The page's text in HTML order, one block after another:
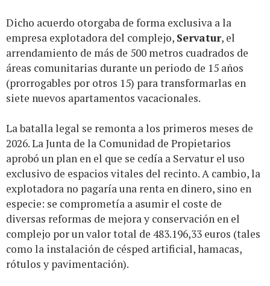
Dicho acuerdo otorgaba de forma exclusiva a la
empresa explotadora del complejo, Servatur, el
arrendamiento de más de 500 metros cuadrados de
áreas comunitarias durante un periodo de 15 años
(prorrogables por otros 15) para transformarlas en
siete nuevos apartamentos vacacionales.
La batalla legal se remonta a los primeros meses de
2026. La Junta de la Comunidad de Propietarios
aprobó un plan en el que se cedía a Servatur el uso
exclusivo de espacios vitales del recinto. A cambio, la
explotadora no pagaría una renta en dinero, sino en
especie: se comprometía a asumir el coste de
diversas reformas de mejora y conservación en el
complejo por un valor total de 483.196,33 euros (tales
como la instalación de césped artificial, hamacas,
rótulos y pavimentación).